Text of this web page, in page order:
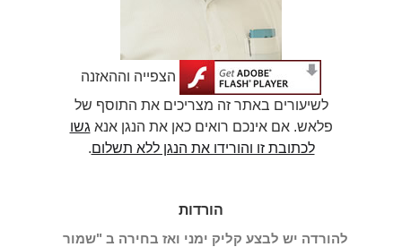
הצפייה וההאזנה
לשיעורים באתר זה מצריכים את התוסף של
פלאש. אם אינכם רואים כאן את הנגן אנאגשו
לכתובת זו והורידו את הנגן ללא תשלום.
הורדות
להורדה יש לבצע קליק ימני ואז בחירה ב "שמור